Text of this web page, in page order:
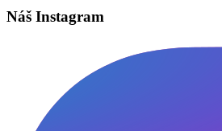
Náš Instagram